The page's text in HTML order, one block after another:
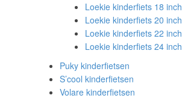
Loekie kinderfiets 18 inch
Loekie kinderfiets 20 inch
Loekie kinderfiets 22 inch
Loekie kinderfiets 24 inch
Puky kinderfietsen
S’cool kinderfietsen
Volare kinderfietsen